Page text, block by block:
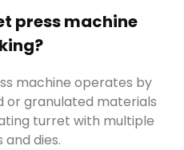
таблеточный
порошка работает
или
в таблетки с помощью